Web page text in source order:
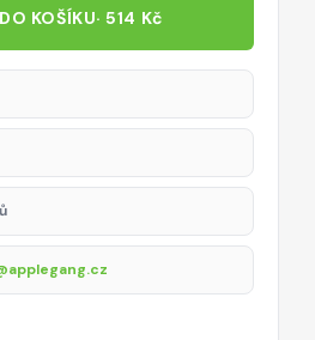
KOŠÍKU· 514 Kč